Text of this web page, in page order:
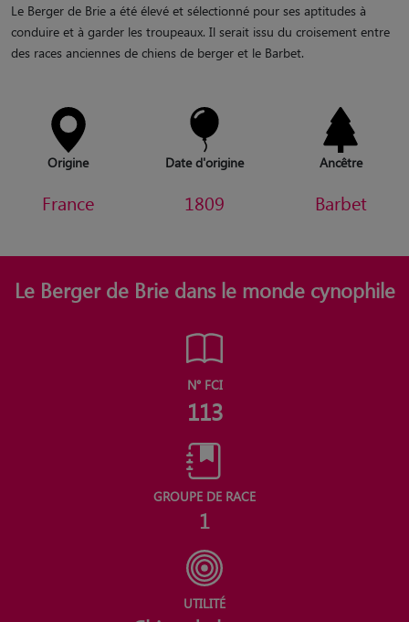
Le Berger de Brie a été élevé et sélectionné pour ses aptitudes à
conduire et à garder les troupeaux. Il serait issu du croisement entre
des races anciennes de chiens de berger et le Barbet.
Origine
France
Date d'origine
1809
Ancêtre
Barbet
Le Berger de Brie dans le monde cynophile
N° FCI
113
GROUPE DE RACE
1
UTILITÉ